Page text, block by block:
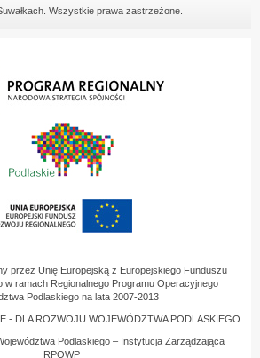
Wszystkie prawa zastrzeżone.
przez Unię Europejską z Europejskiego Funduszu
w ramach Regionalnego Programu Operacyjnego
Podlaskiego na lata 2007-2013
- DLA ROZWOJU WOJEWÓDZTWA PODLASKIEGO
Podlaskiego – Instytucja Zarządzająca
RPOWP